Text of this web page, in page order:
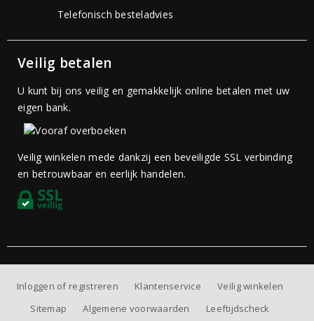
Telefonisch besteladvies
Veilig betalen
U kunt bij ons veilig en gemakkelijk online betalen met uw
eigen bank.
Veilig winkelen mede dankzij een beveiligde SSL verbinding
en betrouwbaar en eerlijk handelen.
Inloggen of registreren Klantenservice
Veilig winkelen
Sitemap
Algemene voorwaarden Leeftijdscheck